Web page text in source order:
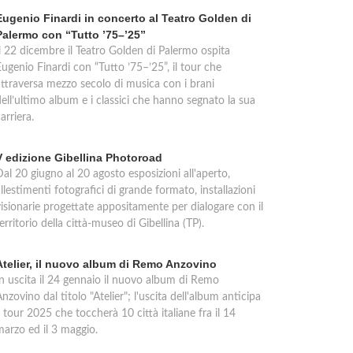
Finardi in concerto al Teatro Golden di
con “Tutto ’75–’25”
22 dicembre il Teatro Golden di Palermo ospita
Finardi con “Tutto ’75–’25”, il tour che
mezzo secolo di musica con i brani
album e i classici che hanno segnato la sua
edizione Gibellina Photoroad
20 giugno al 20 agosto esposizioni all'aperto,
fotografici di grande formato, installazioni
progettate appositamente per dialogare con il
della città-museo di Gibellina (TP).
il nuovo album di Remo Anzovino
uscita il 24 gennaio il nuovo album di Remo
dal titolo "Atelier"; l'uscita dell'album anticipa
tour 2025 che toccherà 10 città italiane fra il 14
ed il 3 maggio.